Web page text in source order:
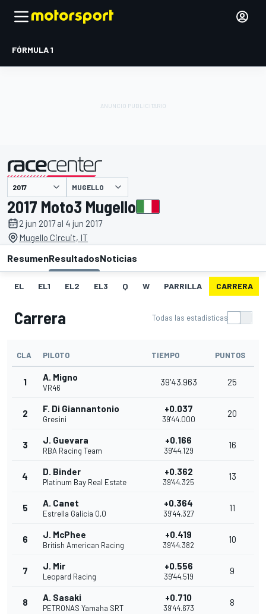
FÓRMULA 1
presentado por MUGELLO
2017 Moto3 Mugello
2 jun 2017 al 4 jun 2017
Mugello Circuit, IT
ResumenResultadosNoticias
EL EL1 EL2 EL3 Q W PARRILLA CARRERA
Carrera Todas las estadísticas
CLA PILOTO TIEMPO PUNTOS
1 A. Migno
VR46
39'43.963 25
2 F. Di Giannantonio
Gresini
+0.037
39'44.000
20
3 J. Guevara
RBA Racing Team
+0.166
39'44.129
16
4 D. Binder
Platinum Bay Real Estate
+0.362
39'44.325
13
5 A. Canet
Estrella Galicia 0,0
+0.364
39'44.327
11
6 J. McPhee
British American Racing
+0.419
39'44.382
10
7 J. Mir
Leopard Racing
+0.556
39'44.519
9
8 A. Sasaki
PETRONAS Yamaha SRT
+0.710
39'44.673
8